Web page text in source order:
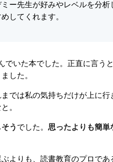
ー先生が好みやレベルを分析
してくれます。
でいた本でした。正直に言う
した。
では私の気持ちだけが上に行
。
う でした。 思ったよりも簡単
よりも、読書教育のプロであ